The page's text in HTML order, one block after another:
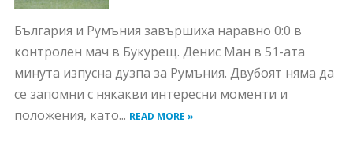
България и Румъния завършиха наравно 0:0 в
контролен мач в Букурещ. Денис Ман в 51-ата
минута изпусна дузпа за Румъния. Двубоят няма да
се запомни с някакви интересни моменти и
положения, като... READ MORE »